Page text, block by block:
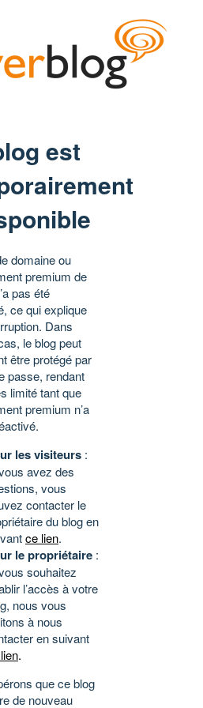
est
domaine ou
premium de
pas été
ce qui explique
Dans
le blog peut
être protégé par
passe, rendant
limité tant que
premium n’a
les visiteurs :
avez des
vous
contacter le
du blog en
ce lien.
le propriétaire :
souhaitez
l’accès à votre
nous vous
à nous
en suivant
.
que ce blog
de nouveau